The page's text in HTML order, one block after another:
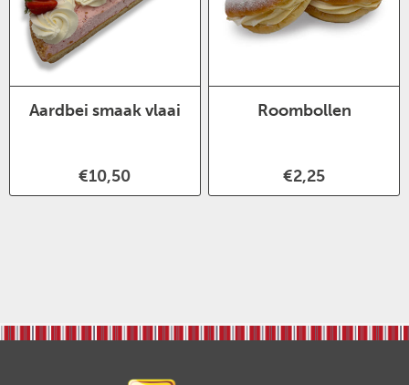
Aardbei smaak vlaai
€10,50
Roombollen
€2,25